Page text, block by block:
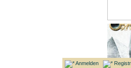
Anmelden